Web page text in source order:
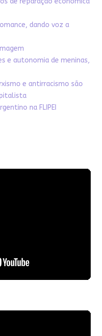
dando voz a
e autonomia de meninas,
e antirracismo são
na FLIPEI